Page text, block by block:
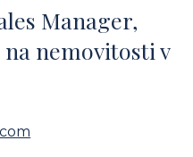
Manager,
nemovitosti v